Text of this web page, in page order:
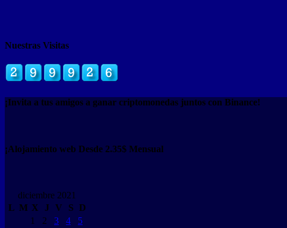
Nuestras Visitas
¡Invita a tus amigos a ganar criptomonedas juntos con Binance!
¡Alojamiento web Desde 2.35$ Mensual
diciembre 2021
L M X J V S D
1
2 3 4 5